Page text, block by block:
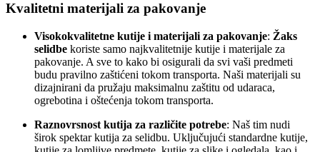
Kvalitetni materijali za pakovanje
Visokokvalitetne kutije i materijali za pakovanje: Žaks
selidbe koriste samo najkvalitetnije kutije i materijale za
pakovanje. A sve to kako bi osigurali da svi vaši predmeti
budu pravilno zaštićeni tokom transporta. Naši materijali su
dizajnirani da pružaju maksimalnu zaštitu od udaraca,
ogrebotina i oštećenja tokom transporta.
Raznovrsnost kutija za različite potrebe: Naš tim nudi
širok spektar kutija za selidbu. Uključujući standardne kutije,